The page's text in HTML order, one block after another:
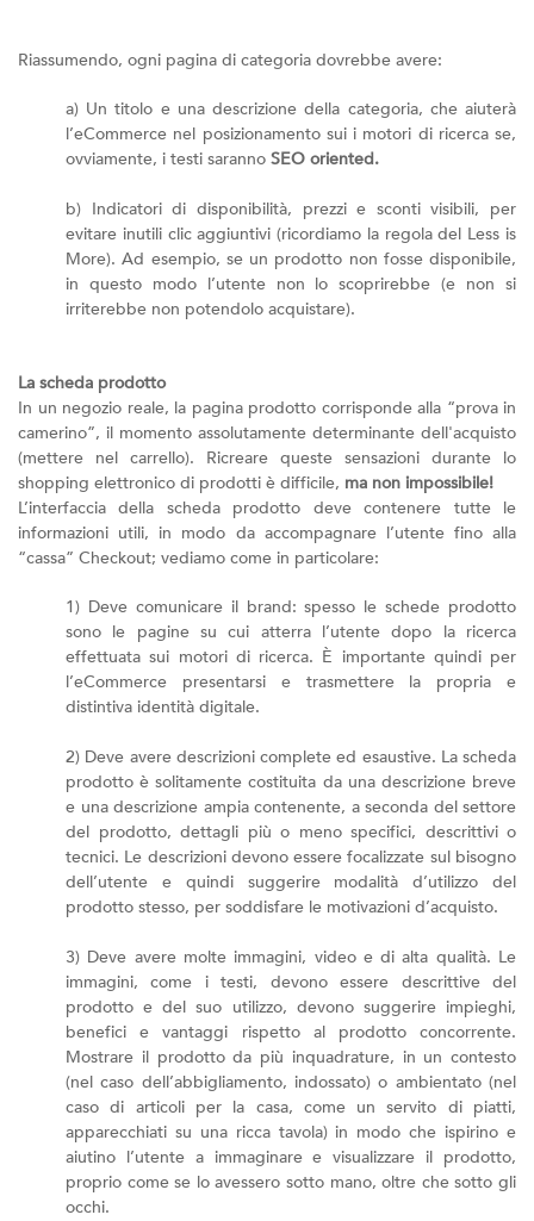
Riassumendo, ogni pagina di categoria dovrebbe avere:
a) Un titolo e una descrizione della categoria, che aiuterà
l’eCommerce nel posizionamento sui i motori di ricerca se,
ovviamente, i testi saranno SEO oriented.
b) Indicatori di disponibilità, prezzi e sconti visibili, per
evitare inutili clic aggiuntivi (ricordiamo la regola del Less is
More). Ad esempio, se un prodotto non fosse disponibile,
in questo modo l’utente non lo scoprirebbe (e non si
irriterebbe non potendolo acquistare).
La scheda prodotto
In un negozio reale, la pagina prodotto corrisponde alla “prova in
camerino”, il momento assolutamente determinante dell'acquisto
(mettere nel carrello). Ricreare queste sensazioni durante lo
shopping elettronico di prodotti è difficile, ma non impossibile!
L’interfaccia della scheda prodotto deve contenere tutte le
informazioni utili, in modo da accompagnare l’utente fino alla
“cassa” Checkout; vediamo come in particolare:
1) Deve comunicare il brand: spesso le schede prodotto
sono le pagine su cui atterra l’utente dopo la ricerca
effettuata sui motori di ricerca. È importante quindi per
l’eCommerce presentarsi e trasmettere la propria e
distintiva identità digitale.
2) Deve avere descrizioni complete ed esaustive. La scheda
prodotto è solitamente costituita da una descrizione breve
e una descrizione ampia contenente, a seconda del settore
del prodotto, dettagli più o meno specifici, descrittivi o
tecnici. Le descrizioni devono essere focalizzate sul bisogno
dell’utente e quindi suggerire modalità d’utilizzo del
prodotto stesso, per soddisfare le motivazioni d’acquisto.
3) Deve avere molte immagini, video e di alta qualità. Le
immagini, come i testi, devono essere descrittive del
prodotto e del suo utilizzo, devono suggerire impieghi,
benefici e vantaggi rispetto al prodotto concorrente.
Mostrare il prodotto da più inquadrature, in un contesto
(nel caso dell’abbigliamento, indossato) o ambientato (nel
caso di articoli per la casa, come un servito di piatti,
apparecchiati su una ricca tavola) in modo che ispirino e
aiutino l’utente a immaginare e visualizzare il prodotto,
proprio come se lo avessero sotto mano, oltre che sotto gli
occhi.